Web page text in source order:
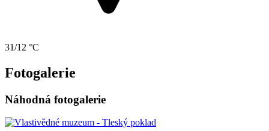
31/12 °C
Fotogalerie
Náhodná fotogalerie